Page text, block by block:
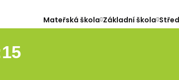
Mateřská škola Základní škola